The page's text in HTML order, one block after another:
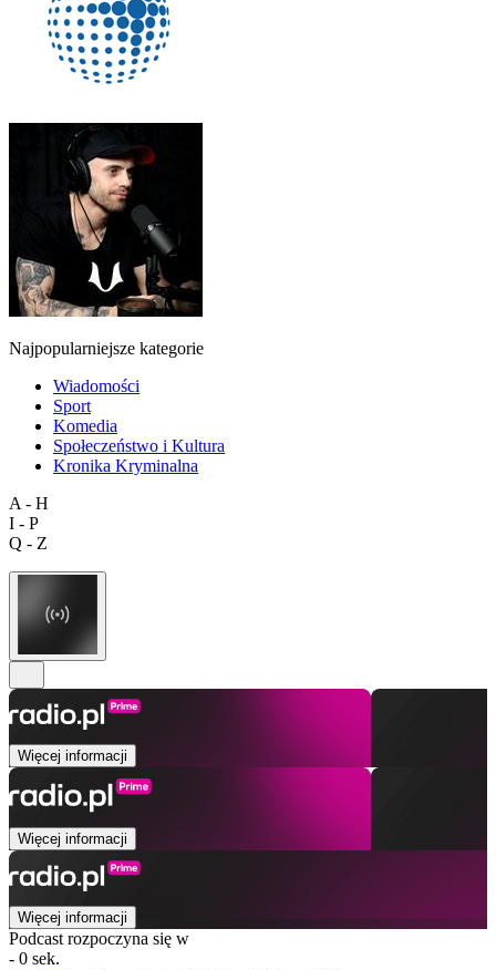
Najpopularniejsze kategorie
Wiadomości
Sport
Komedia
Społeczeństwo i Kultura
Kronika Kryminalna
A - H
I - P
Q - Z
Więcej informacji
Więcej informacji
Więcej informacji
Podcast rozpoczyna się w
- 0 sek.